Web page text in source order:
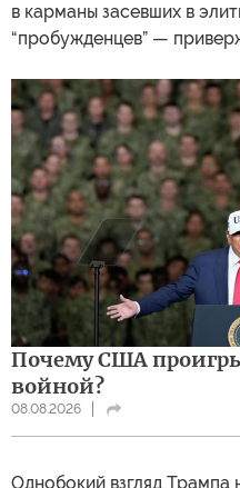
в карманы засевших в
“пробужденцев” —
Почему США
войной?
08.08.2026
Однобокий взгляд Трампа